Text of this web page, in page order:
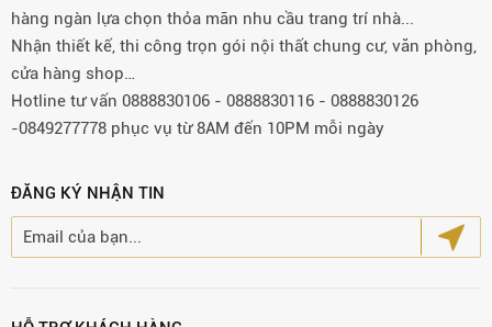
hàng ngàn lựa chọn thỏa mãn nhu cầu trang trí nhà...
Nhận thiết kế, thi công trọn gói nội thất chung cư, văn phòng,
cửa hàng shop…
Hotline tư vấn 0888830106 - 0888830116 - 0888830126
-0849277778 phục vụ từ 8AM đến 10PM mỗi ngày
ĐĂNG KÝ NHẬN TIN